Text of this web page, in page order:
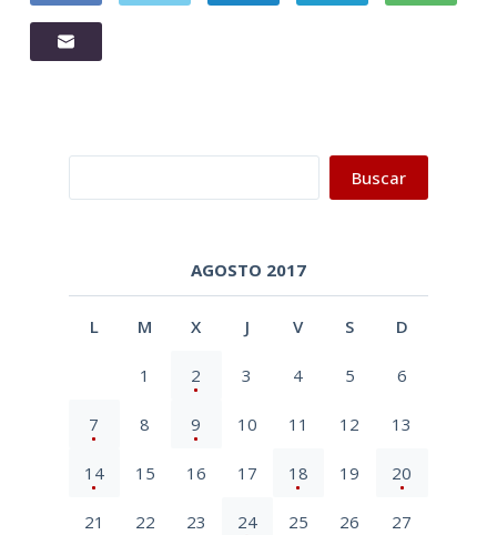
Buscar
AGOSTO 2017
L M X J V S D
1 2 3 4 5 6
7 8 9 10 11 12 13
14 15 16 17 18 19 20
21 22 23 24 25 26 27